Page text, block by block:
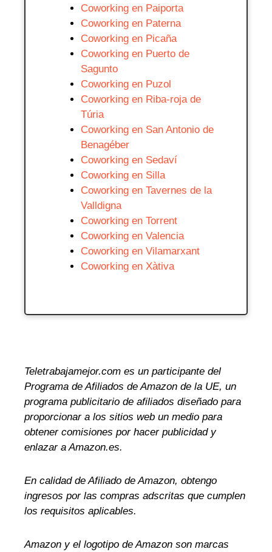
Coworking en Paiporta
Coworking en Paterna
Coworking en Picaña
Coworking en Puerto de
Sagunto
Coworking en Puzol
Coworking en Riba-roja de
Túria
Coworking en San Antonio de
Benagéber
Coworking en Sedaví
Coworking en Silla
Coworking en Tavernes de la
Valldigna
Coworking en Torrent
Coworking en Valencia
Coworking en Vilamarxant
Coworking en Xàtiva
Teletrabajamejor.com es un participante del
Programa de Afiliados de Amazon de la UE, un
programa publicitario de afiliados diseñado para
proporcionar a los sitios web un medio para
obtener comisiones por hacer publicidad y
enlazar a Amazon.es.
En calidad de Afiliado de Amazon, obtengo
ingresos por las compras adscritas que cumplen
los requisitos aplicables.
Amazon y el logotipo de Amazon son marcas